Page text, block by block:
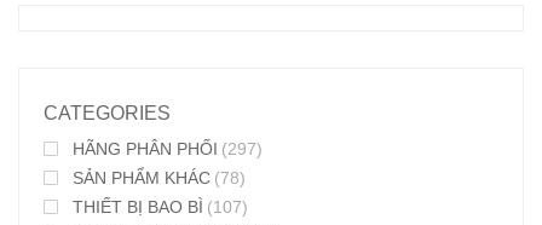
CATEGORIES
HÃNG PHÂN PHỐI (297)
SẢN PHẨM KHÁC (78)
THIẾT BỊ BAO BÌ (107)